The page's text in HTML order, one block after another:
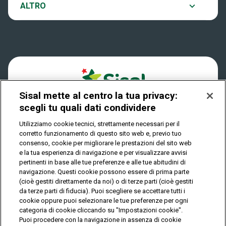
Play Your Date
Dove si gioca
Quanto si vince
Come riscuotere
ALTRO
Notifiche
Privacy
IL GIOCO È VIETATO AI MINORI E PUÒ CAUSARE
DIPENDENZA PATOLOGICA
© Copyright Sisal Italia S.p.A. - P.I. 02433760135
Privacy Cookies
Mappa
del
sito
Sisal mette al centro la tua privacy:
scegli tu quali dati condividere
Utilizziamo cookie tecnici, strettamente necessari per il
corretto funzionamento di questo sito web e, previo tuo
consenso, cookie per migliorare le prestazioni del sito web
e la tua esperienza di navigazione e per visualizzare avvisi
pertinenti in base alle tue preferenze e alle tue abitudini di
navigazione. Questi cookie possono essere di prima parte
(cioè gestiti direttamente da noi) o di terze parti (cioè gestiti
da terze parti di fiducia). Puoi scegliere se accettare tutti i
cookie oppure puoi selezionare le tue preferenze per ogni
categoria di cookie cliccando su "Impostazioni cookie".
Puoi procedere con la navigazione in assenza di cookie